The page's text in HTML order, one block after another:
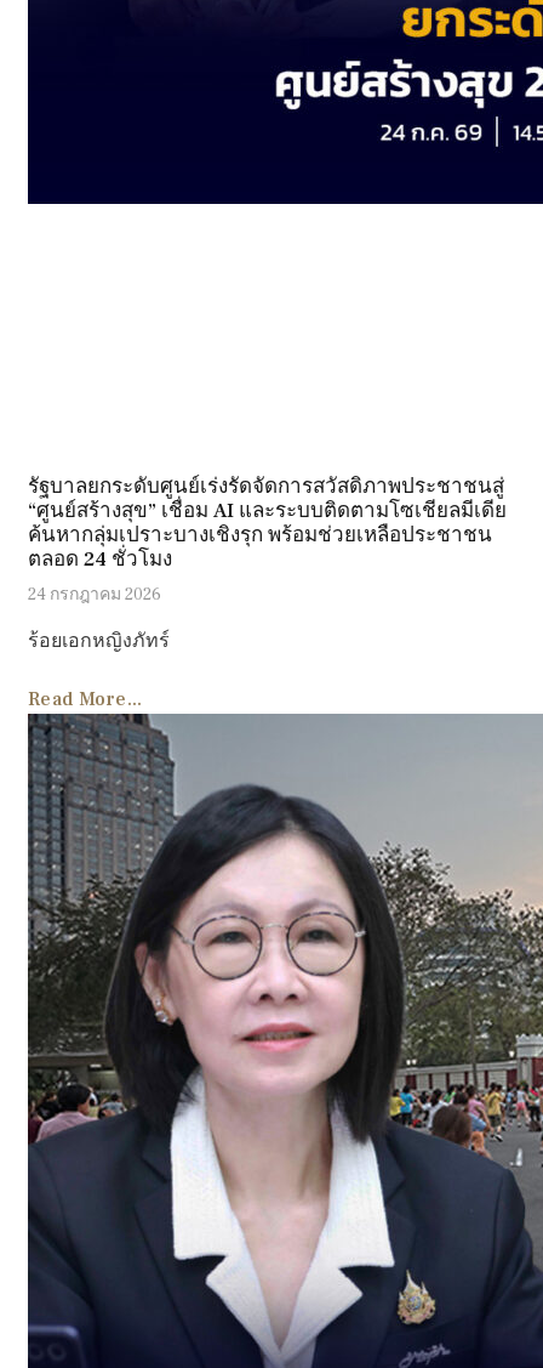
รัฐบาลยกระดับศูนย์เร่งรัดจัดการสวัสดิภาพประชาชนสู่
“ศูนย์สร้างสุข” เชื่อม AI และระบบติดตามโซเชียลมีเดีย
ค้นหากลุ่มเปราะบางเชิงรุก พร้อมช่วยเหลือประชาชน
ตลอด 24 ชั่วโมง
24 กรกฎาคม 2026
ร้อยเอกหญิงภัทร์
Read More...